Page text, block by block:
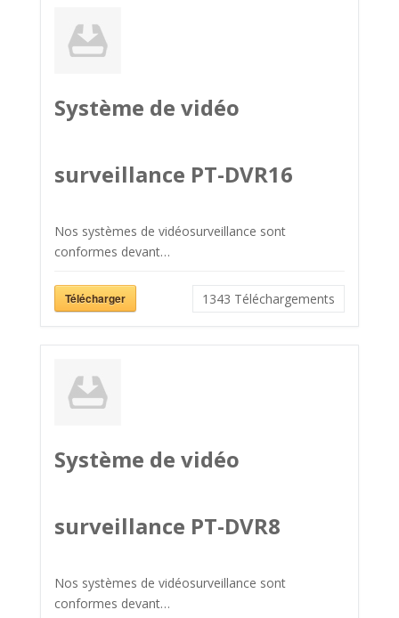
Système de vidéo
surveillance PT-DVR16
Nos systèmes de vidéosurveillance sont
conformes devant…
Télécharger 1343 Téléchargements
Système de vidéo
surveillance PT-DVR8
Nos systèmes de vidéosurveillance sont
conformes devant…